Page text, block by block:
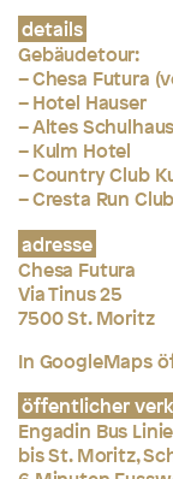
details
Gebäudetour:
– Chesa Futura
– Hotel Hauser
– Altes Schulhaus
– Kulm Hotel
– Country Club
– Cresta Run
adresse
Chesa Futura
Via Tinus 25
7500 St. Moritz
In GoogleMaps
öffentlicher
Engadin Bus
bis St. Moritz,